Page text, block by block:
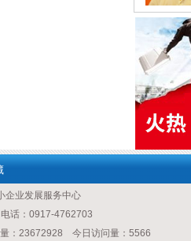
王炳文
业发展服务中心
：0917-4762703
：23672928 今日访问量：5566